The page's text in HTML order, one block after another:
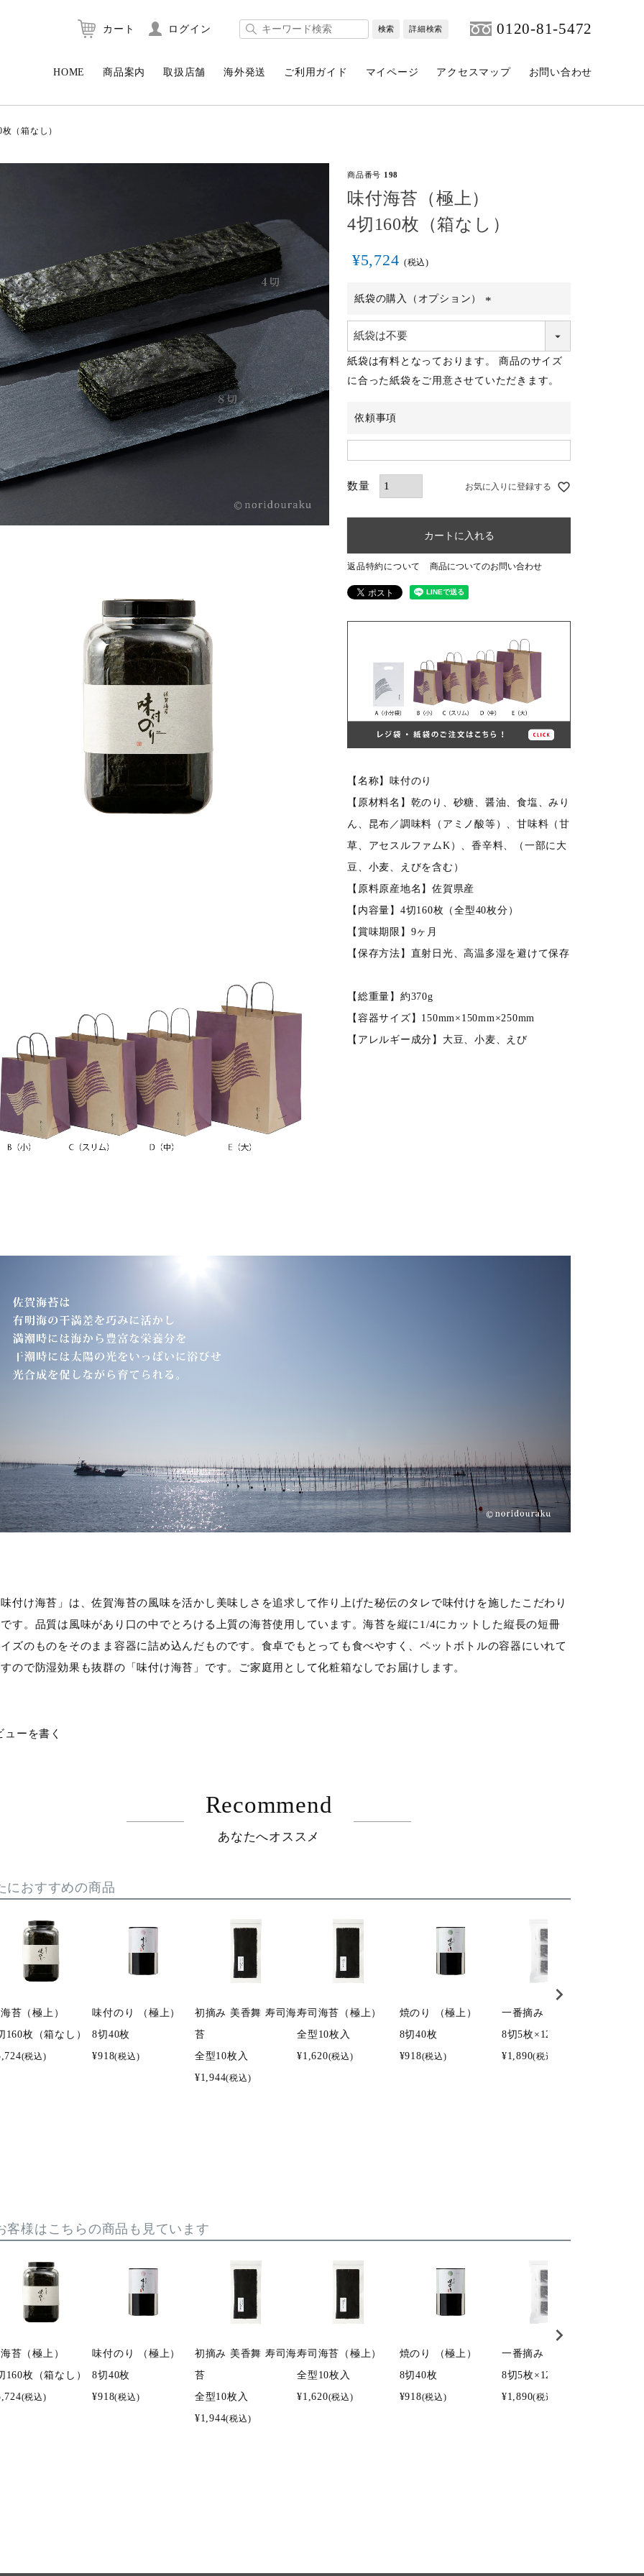
カート ログイン 検索 詳細検索 0120-81-5472
HOME 商品案内 取扱店舗 海外発送 ご利用ガイド マイページ アクセスマップ お問い合わせ
（箱なし）
商品番号 198
味付海苔（極上）
4切160枚（箱なし）
¥5,724 税込
紙袋の購入（オプション）
(必
紙袋は有料となっております。 商品のサイズ
に合った紙袋をご用意させていただきます。
依頼事項
お気に入りに登録する
カートに入れる
返品特約について 商品についてのお問い合わせ
【名称】味付のり
【原材料名】乾のり、砂糖、醤油、食塩、みり
ん、昆布／調味料（アミノ酸等）、甘味料（甘
草、アセスルファムK）、香辛料、（一部に大
豆、小麦、えびを含む）
【原料原産地名】佐賀県産
【内容量】4切160枚（全型40枚分）
【賞味期限】9ヶ月
【保存方法】直射日光、高温多湿を避けて保存
【総重量】約370g
【容器サイズ】150mm×150mm×250mm
【アレルギー成分】大豆、小麦、えび
付け海苔」は、佐賀海苔の風味を活かし美味しさを追求して作り上げた秘伝のタレで味付けを施したこだわり
す。品質は風味があり口の中でとろける上質の海苔使用しています。海苔を縦に1/4にカットした縦長の短冊
ズのものをそのまま容器に詰め込んだものです。食卓でもとっても食べやすく、ペットボトルの容器にいれて
ので防湿効果も抜群の「味付け海苔」です。ご家庭用として化粧箱なしでお届けします。
ューを書く
Recommend
あなたへオススメ
におすすめの商品
苔（極上）
160枚（箱なし）
(税込)
味付のり （極上）
8切40枚
¥918(税込)
初摘み 美香舞 寿司海
苔
全型10枚入
¥1,944(税込)
寿司海苔（極上）
全型10枚入
¥1,620(税込)
焼のり （極上）
8切40枚
¥918(税込)
一番摘み 潮彩 味海苔
8切5枚×12袋入
¥1,890(税込)
客様はこちらの商品も見ています
苔（極上）
160枚（箱なし）
(税込)
味付のり （極上）
8切40枚
¥918(税込)
初摘み 美香舞 寿司海
苔
全型10枚入
¥1,944(税込)
寿司海苔（極上）
全型10枚入
¥1,620(税込)
焼のり （極上）
8切40枚
¥918(税込)
一番摘み 潮彩 味海苔
8切5枚×12袋入
¥1,890(税込)